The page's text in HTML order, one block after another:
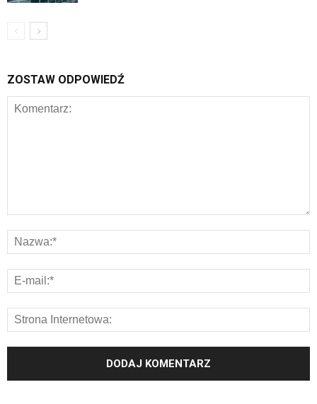
ZOSTAW ODPOWIEDŹ